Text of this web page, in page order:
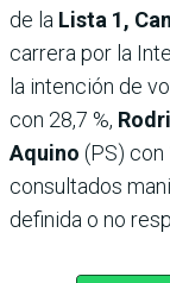
de la Lista 1,
carrera por la
la intención de
con 28,7 %,
Aquino (PS) con
consultados
definida o no